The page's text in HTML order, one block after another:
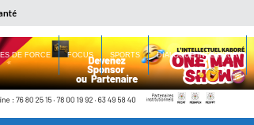
DE FORCE FOCUS SPORTS DIALOGUE INTERIEUR